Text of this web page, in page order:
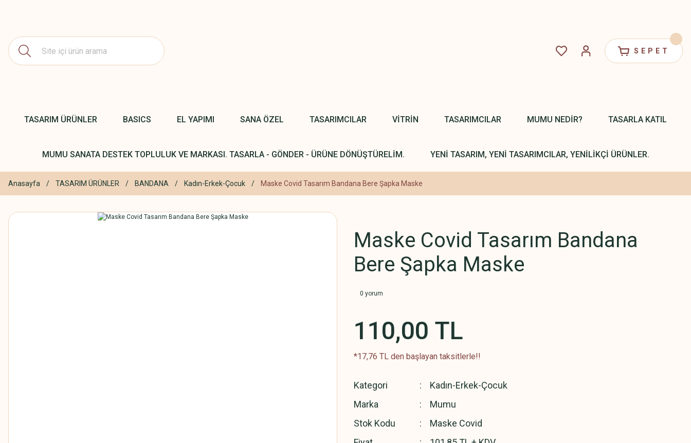
SEPET
TASARIM ÜRÜNLER BASICS EL YAPIMI SANA ÖZEL TASARIMCILAR VİTRİN TASARIMCILAR MUMU NEDİR? TASARLA KATIL
MUMU SANATA DESTEK TOPLULUK VE MARKASI. TASARLA - GÖNDER - ÜRÜNE DÖNÜŞTÜRELİM. YENİ TASARIM, YENİ TASARIMCILAR, YENİLİKÇİ ÜRÜNLER.
Anasayfa TASARIM ÜRÜNLER BANDANA Kadın-Erkek-Çocuk Maske Covid Tasarım Bandana Bere Şapka Maske
Maske Covid Tasarım Bandana
Bere Şapka Maske
0 yorum
110,00 TL
*17,76 TL den başlayan taksitlerle!!
Kategori
Kadın-Erkek-Çocuk
Marka
Mumu
Stok Kodu
Maske Covid